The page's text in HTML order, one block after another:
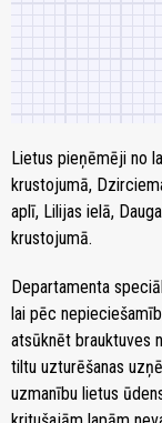
Lietus pieņēmēji no
krustojumā,
aplī, Lilijas ielā,
krustojumā.
Departamenta
lai pēc
atsūknēt brauktuves
tiltu uzturēšanas
uzmanību lietus